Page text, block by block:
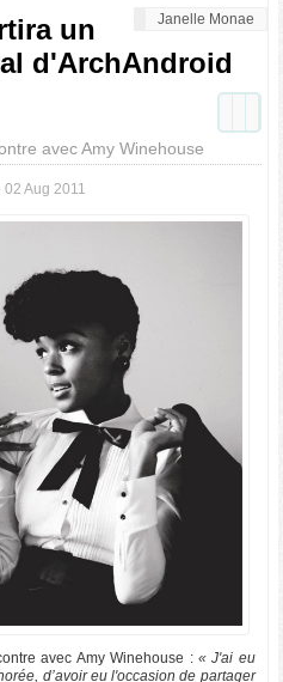
Janelle Monae
un
d'ArchAndroid
avec Amy Winehouse
02 Aug 2011
avec Amy Winehouse : « J'ai eu
d’avoir eu l'occasion de partager